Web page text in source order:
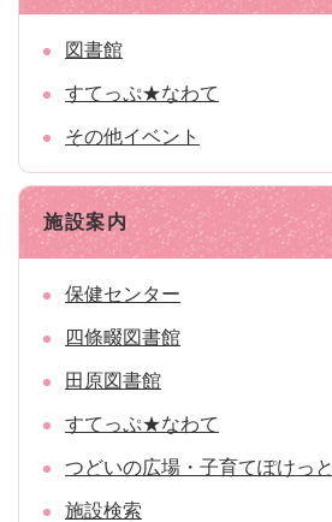
図書館
すてっぷ★なわて
その他イベント
施設案内
保健センター
四條畷図書館
田原図書館
すてっぷ★なわて
つどいの広場・子育てぽけっと
施設検索